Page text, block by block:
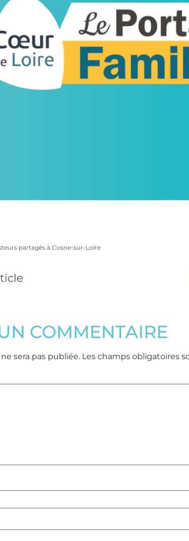
partagés à Cosne-sur-Loire
COMMENTAIRE
sera pas publiée. Les champs obligatoires